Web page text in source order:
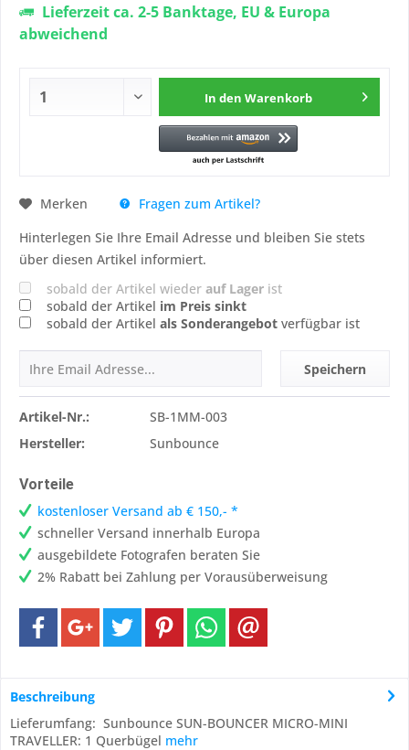
Lieferzeit ca. 2-5 Banktage, EU & Europa
abweichend
In den Warenkorb
Merken
Fragen zum Artikel?
Hinterlegen Sie Ihre Email Adresse und bleiben Sie stets
über diesen Artikel informiert.
sobald der Artikel wieder auf Lager ist
sobald der Artikel im Preis sinkt
sobald der Artikel als Sonderangebot verfügbar ist
Speichern
Artikel-Nr.:
SB-1MM-003
Hersteller:
Sunbounce
Vorteile
kostenloser Versand ab € 150,- *
schneller Versand innerhalb Europa
ausgebildete Fotografen beraten Sie
2% Rabatt bei Zahlung per Vorausüberweisung
Beschreibung
Lieferumfang: Sunbounce SUN-BOUNCER MICRO-MINI
TRAVELLER: 1 Querbügel mehr